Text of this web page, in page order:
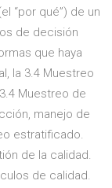
“por qué”) de un
de decisión
que haya
la 3.4 Muestreo
Muestreo de
manejo de
estratificado.
de la calidad.
de calidad.